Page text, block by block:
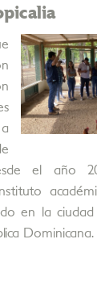
el año
en la
Dominicana.